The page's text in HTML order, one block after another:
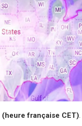
(heure française CET)